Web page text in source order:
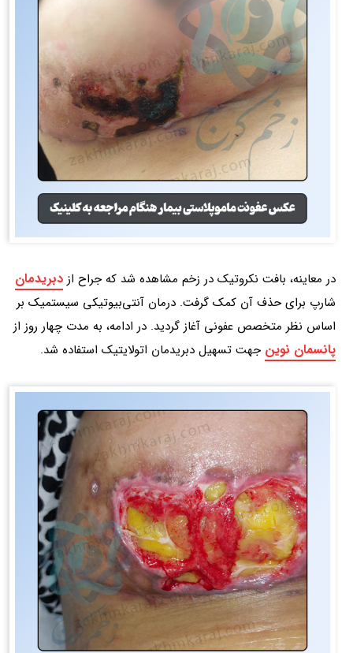
در معاینه، بافت نکروتیک در زخم مشاهده شد که جراح از دبریدمان
شارپ برای حذف آن کمک گرفت. درمان آنتی‌بیوتیکی سیستمیک بر
اساس نظر متخصص عفونی آغاز گردید. در ادامه، به مدت چهار روز از
پانسمان نوین جهت تسهیل دبریدمان اتولایتیک استفاده شد.